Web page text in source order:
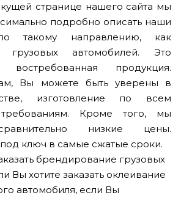
странице нашего сайта мы
подробно описать наши
такому направлению, как
грузовых автомобилей. Это
продукция.
Вы можете быть уверены в
изготовление по всем
Кроме того, мы
низкие цены.
ключ в самые сжатые сроки.
брендирование грузовых
Вы хотите заказать оклеивание
автомобиля, если Вы